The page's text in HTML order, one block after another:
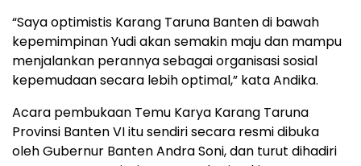
“Saya optimistis Karang Taruna Banten di bawah
kepemimpinan Yudi akan semakin maju dan mampu
menjalankan perannya sebagai organisasi sosial
kepemudaan secara lebih optimal,” kata Andika.
Acara pembukaan Temu Karya Karang Taruna
Provinsi Banten VI itu sendiri secara resmi dibuka
oleh Gubernur Banten Andra Soni, dan turut dihadiri